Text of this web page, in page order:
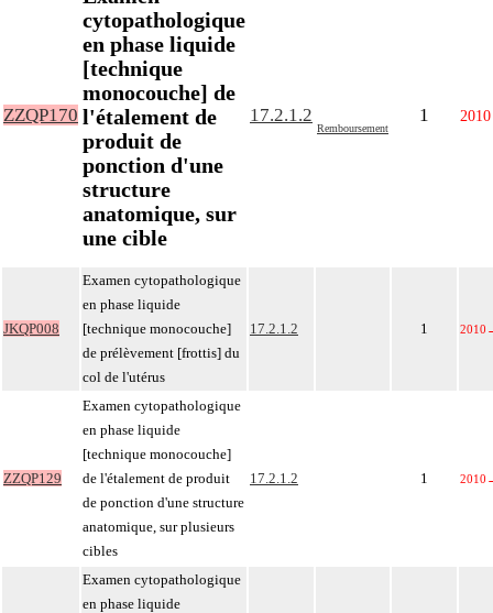
ZZQP170
cytopathologique
en phase liquide
[technique
monocouche] de
l'étalement de
produit de
ponction d'une
structure
anatomique, sur
une cible
17.2.1.2
Remboursement
1 2010
JKQP008
Examen cytopathologique
en phase liquide
[technique monocouche]
de prélèvement [frottis] du
col de l'utérus
17.2.1.2 1 2010
ZZQP129
Examen cytopathologique
en phase liquide
[technique monocouche]
de l'étalement de produit
de ponction d'une structure
anatomique, sur plusieurs
cibles
17.2.1.2 1 2010
Examen cytopathologique
en phase liquide